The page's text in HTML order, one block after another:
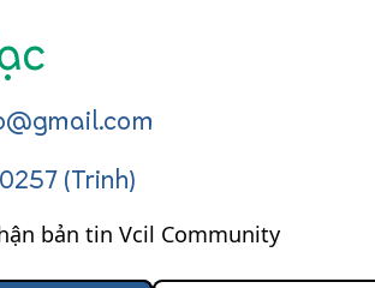
(Trinh)
bản tin Vcil Community